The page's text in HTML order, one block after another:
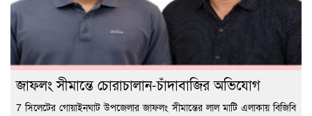
জাফলং সীমান্তে চোরাচালান-চাঁদাবাজির অভিযোগ
7 সিলেটের গোয়াইনঘাট উপজেলার জাফলং সীমান্তের লাল মাটি এলাকায় বিজিবি